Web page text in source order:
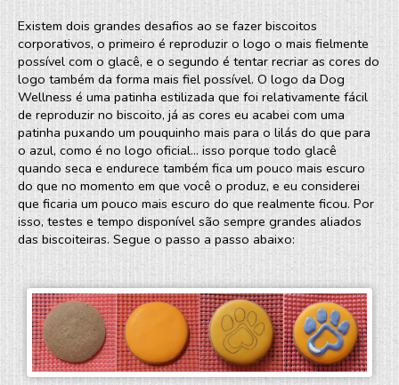
Existem dois grandes desafios ao se fazer biscoitos
corporativos, o primeiro é reproduzir o logo o mais fielmente
possível com o glacê, e o segundo é tentar recriar as cores do
logo também da forma mais fiel possível. O logo da Dog
Wellness é uma patinha estilizada que foi relativamente fácil
de reproduzir no biscoito, já as cores eu acabei com uma
patinha puxando um pouquinho mais para o lilás do que para
o azul, como é no logo oficial... isso porque todo glacê
quando seca e endurece também fica um pouco mais escuro
do que no momento em que você o produz, e eu considerei
que ficaria um pouco mais escuro do que realmente ficou. Por
isso, testes e tempo disponível são sempre grandes aliados
das biscoiteiras. Segue o passo a passo abaixo: